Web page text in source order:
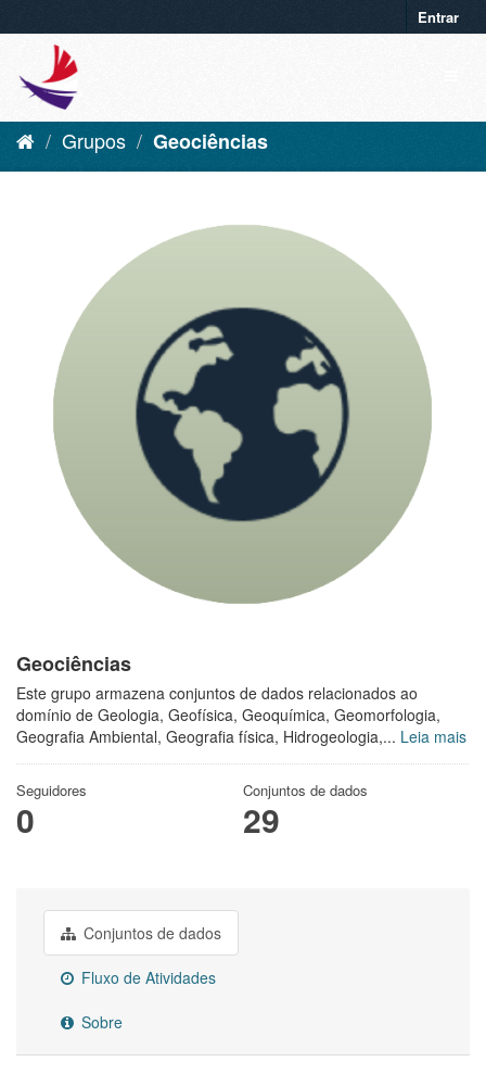
Entrar
Grupos Geociências
Geociências
Este grupo armazena conjuntos de dados relacionados ao
domínio de Geologia, Geofísica, Geoquímica, Geomorfologia,
Geografia Ambiental, Geografia física, Hidrogeologia,... Leia mais
Seguidores
0
Conjuntos de dados
29
Conjuntos de dados
Fluxo de Atividades
Sobre